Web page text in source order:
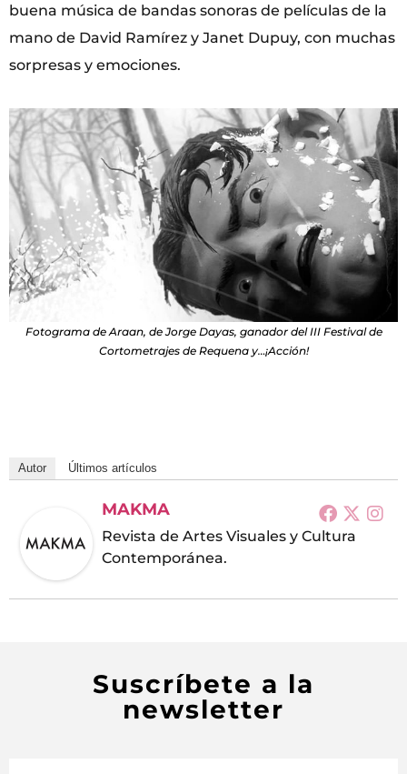
buena música de bandas sonoras de películas de la
mano de David Ramírez y Janet Dupuy, con muchas
sorpresas y emociones.
Fotograma de Araan, de Jorge Dayas, ganador del III Festival de
Cortometrajes de Requena y…¡Acción!
Autor Últimos artículos
MAKMA
Revista de Artes Visuales y Cultura
Contemporánea.
Suscríbete a la
newsletter